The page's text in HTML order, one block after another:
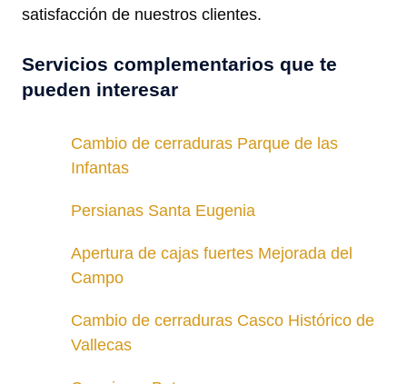
satisfacción de nuestros clientes.
Servicios complementarios que te
pueden interesar
Cambio de cerraduras Parque de las
Infantas
Persianas Santa Eugenia
Apertura de cajas fuertes Mejorada del
Campo
Cambio de cerraduras Casco Histórico de
Vallecas